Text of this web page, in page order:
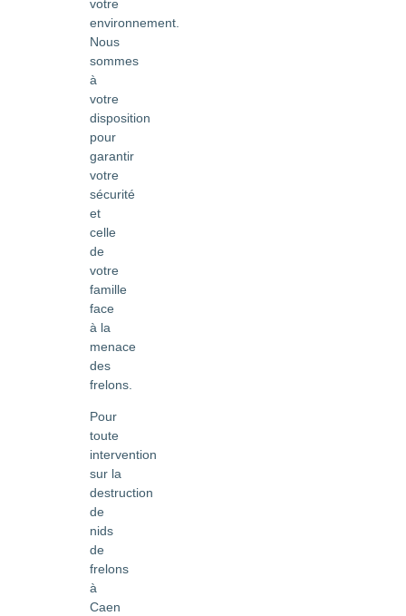
votre
environnement.
Nous
sommes
à
votre
disposition
pour
garantir
votre
sécurité
et
celle
de
votre
famille
face
à la
menace
des
frelons.
Pour
toute
intervention
sur la
destruction
de
nids
de
frelons
à
Caen